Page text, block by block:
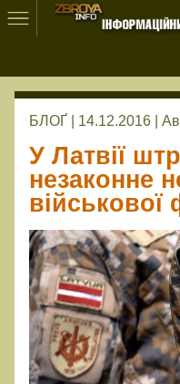
БЛОҐ | 14.12.2016 |
У Латвії
незаконне